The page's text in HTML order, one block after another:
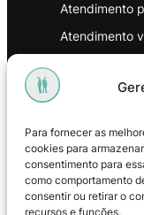
Para fornecer as
cookies para
consentimento para
como comportamento
consentir ou retirar o
recursos e funções.
Atendimento
Atendimento
Política de
Política de
Política de